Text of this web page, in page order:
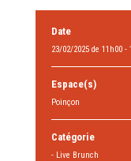
Date
23/02/2025 de 11h00 -
Espace(s)
Poinçon
Catégorie
- Live Brunch